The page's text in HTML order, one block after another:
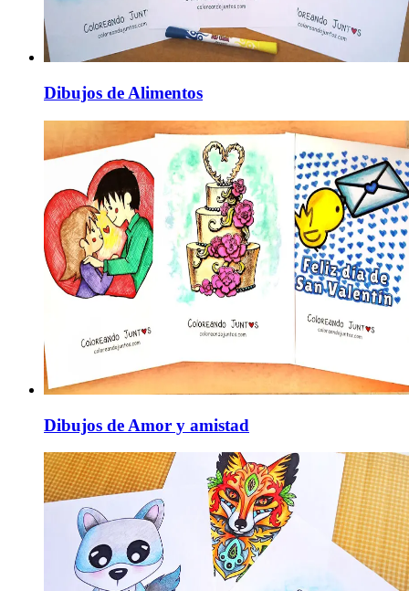
Dibujos de Alimentos
Dibujos de Amor y amistad